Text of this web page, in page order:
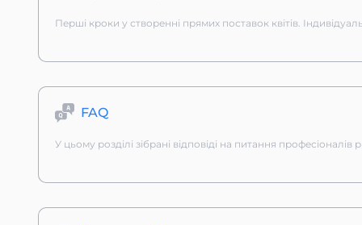
Перші кроки у створенні прямих поставок квітів.
FAQ
У цьому розділі зібрані відповіді на питання